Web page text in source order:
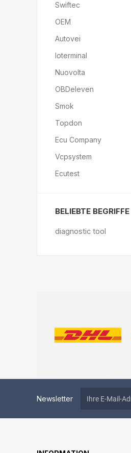
Swiftec
OEM
Autovei
Ioterminal
Nuovolta
OBDeleven
Smok
Topdon
Ecu Company
Vcpsystem
Ecutest
BELIEBTE BEGRIFFE
diagnostic tool
Newsletter